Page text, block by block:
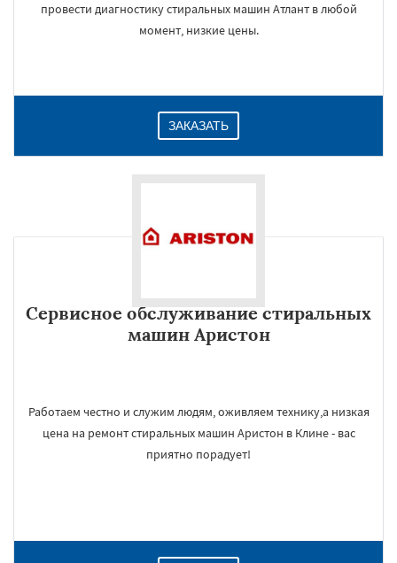
провести диагностику стиральных машин Атлант в любой
момент, низкие цены.
ЗАКАЗАТЬ
Сервисное обслуживание стиральных
машин Аристон
Работаем честно и служим людям, оживляем технику,а низкая
цена на ремонт стиральных машин Аристон в Клине - вас
приятно порадует!